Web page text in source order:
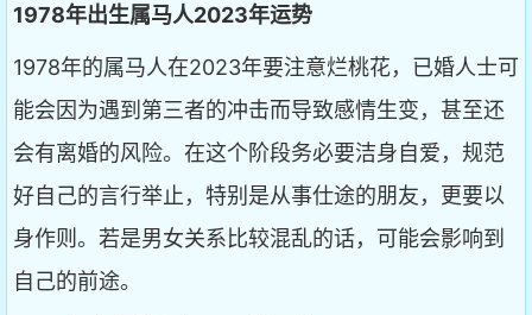
1978年出生属马人2023年运势
1978年的属马人在2023年要注意烂桃花，已婚人士可
能会因为遇到第三者的冲击而导致感情生变，甚至还
会有离婚的风险。在这个阶段务必要洁身自爱，规范
好自己的言行举止，特别是从事仕途的朋友，更要以
身作则。若是男女关系比较混乱的话，可能会影响到
自己的前途。